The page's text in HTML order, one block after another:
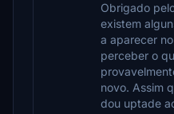
Obrigado
existem
a aparecer
perceber o
novo. Assim
dou uptade